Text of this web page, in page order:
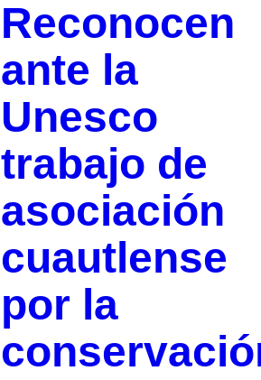
Reconocen
ante la
Unesco
trabajo de
asociación
cuautlense
por la